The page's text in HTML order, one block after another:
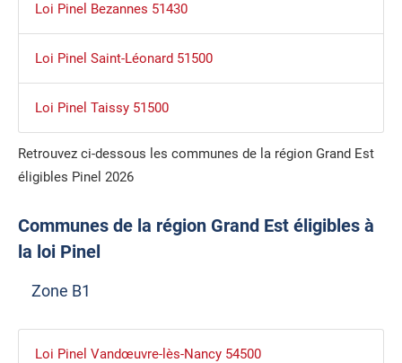
Loi Pinel Bezannes 51430
Loi Pinel Saint-Léonard 51500
Loi Pinel Taissy 51500
Retrouvez ci-dessous les communes de la région Grand Est
éligibles Pinel 2026
Communes de la région Grand Est éligibles à
la loi Pinel
Zone B1
Loi Pinel Vandœuvre-lès-Nancy 54500